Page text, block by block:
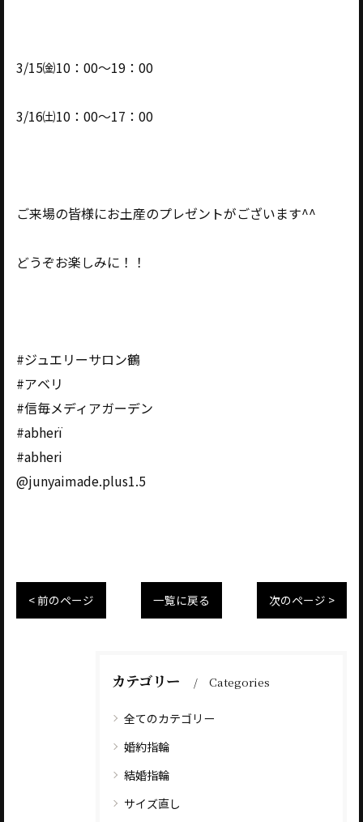
3/15㈮10：00～19：00
3/16㈯10：00～17：00
ご来場の皆様にお土産のプレゼントがございます^^
どうぞお楽しみに！！
#ジュエリーサロン鶴
#アベリ
#信毎メディアガーデン
#abherï
#abheri
@junyaimade.plus1.5
< 前のページ 一覧に戻る 次のページ >
カテゴリー Categories
全てのカテゴリー
婚約指輪
結婚指輪
サイズ直し